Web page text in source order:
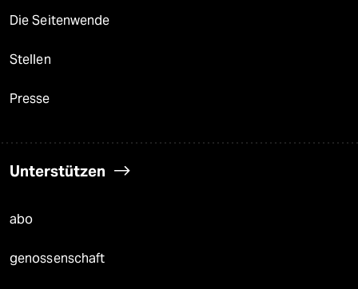
Die Seitenwende
Stellen
Presse
Unterstützen
abo
genossenschaft